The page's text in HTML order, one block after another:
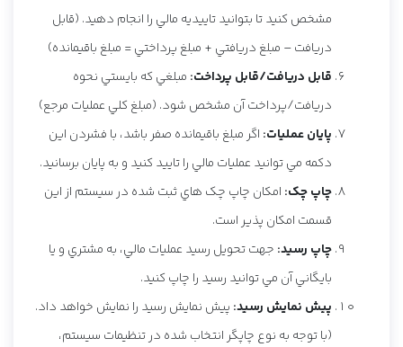
مشخص کنيد تا بتوانيد تاييديه مالي را انجام دهيد. (قابل
دريافت – مبلغ دريافتي + مبلغ پرداختي = مبلغ باقيمانده)
قابل دريافت/قابل پرداخت: مبلغي که بايستي نحوه
دريافت/پرداخت آن مشخص شود. (مبلغ کلي عمليات مرجع)
پايان عمليات: اگر مبلغ باقيمانده صفر باشد، با فشردن اين
دکمه مي توانيد عمليات مالي را تاييد کنيد و به پايان برسانيد.
چاپ چک: امکان چاپ چک هاي ثبت شده در سيستم از اين
قسمت امکان پذير است.
چاپ رسيد: جهت تحويل رسيد عمليات مالي، به مشتري و يا
بايگاني آن مي توانيد رسيد را چاپ کنيد.
پيش نمايش رسيد: پيش نمايش رسيد را نمايش خواهد داد.
(با توجه به نوع چاپگر انتخاب شده در تنظيمات سيستم،